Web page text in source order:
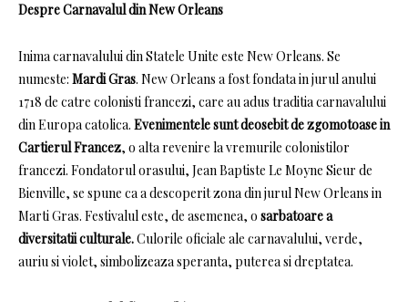
Despre Carnavalul din New Orleans
Inima carnavalului din Statele Unite este New Orleans. Se
numeste: Mardi Gras. New Orleans a fost fondata in jurul anului
1718 de catre colonisti francezi, care au adus traditia carnavalului
din Europa catolica. Evenimentele sunt deosebit de zgomotoase in
Cartierul Francez, o alta revenire la vremurile colonistilor
francezi. Fondatorul orasului, Jean Baptiste Le Moyne Sieur de
Bienville, se spune ca a descoperit zona din jurul New Orleans in
Marti Gras. Festivalul este, de asemenea, o sarbatoare a
diversitatii culturale.Culorile oficiale ale carnavalului, verde,
auriu si violet, simbolizeaza speranta, puterea si dreptatea.